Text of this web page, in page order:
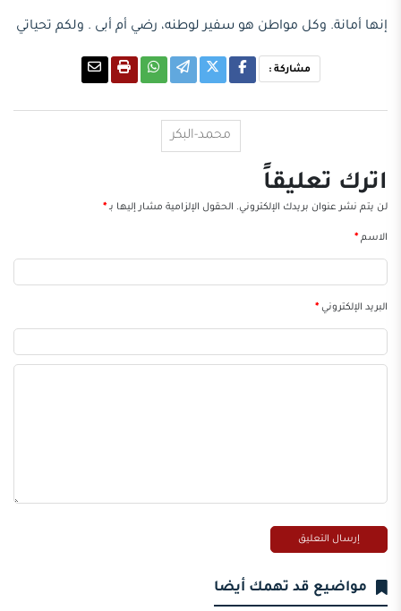
إنها أمانة. وكل مواطن هو سفير لوطنه، رضي أم أبى . ولكم تحياتي
مشاركة :
محمد-البكر
اترك تعليقاً
لن يتم نشر عنوان بريدك الإلكتروني. الحقول الإلزامية مشار إليها بـ*
الاسم*
البريد الإلكتروني*
مواضيع قد تهمك أيضا